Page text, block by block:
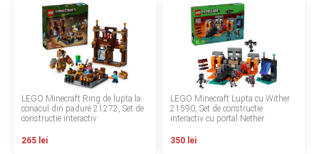
LA PLIMBARE
CAMERA COPILULUI
JUCARII
MARSUPII BEBELUSI
LEGO Minecraft Ring de lupta la
conacul din padure 21272, Set de
constructie interactiv
265 lei
LEGO Minecraft Lupta cu Wither
21590, Set de constructie
interactiv cu portal Nether
350 lei